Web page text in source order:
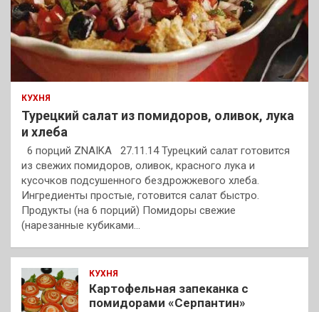
КУХНЯ
Турецкий салат из помидоров, оливок, лука
и хлеба
6 порций ZNAIKA 27.11.14 Турецкий салат готовится
из свежих помидоров, оливок, красного лука и
кусочков подсушенного бездрожжевого хлеба.
Ингредиенты простые, готовится салат быстро.
Продукты (на 6 порций) Помидоры свежие
(нарезанные кубиками…
КУХНЯ
Картофельная запеканка с
помидорами «Серпантин»